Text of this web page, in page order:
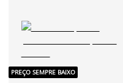
PREÇO SEMPRE BAIXO